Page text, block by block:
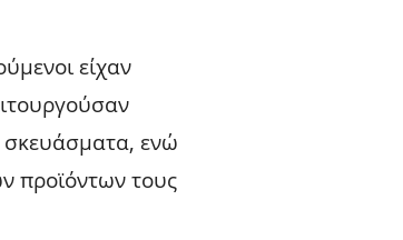
είχαν
σκευάσματα, ενώ
προϊόντων τους